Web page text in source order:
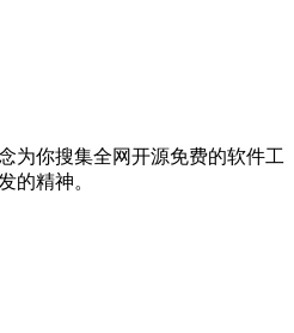
为你搜集全网开源免费的软件工
的精神。